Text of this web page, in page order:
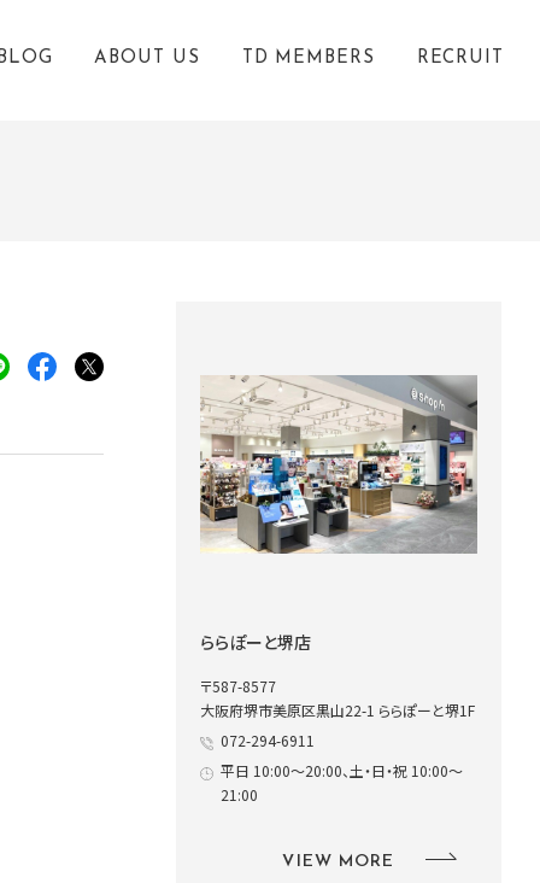
ABOUT US TD MEMBERS RECRUIT
ららぽーと堺店
〒587-8577
大阪府堺市美原区黒山22-1 ららぽーと堺1F
072-294-6911
平日 10:00～20:00、土・日・祝 10:00～
21:00
VIEW MORE